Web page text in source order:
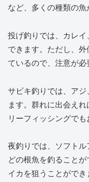
など、多くの種類の魚
投げ釣りでは、カレ
できます。ただし、
ているので、注意が必
サビキ釣りでは、ア
ます。群れに出会え
リーフィッシングでも
夜釣りでは、ソフト
どの根魚を釣ること
イカを狙うことができ